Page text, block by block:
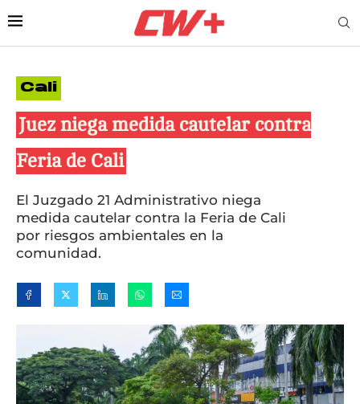
Cali
Juez niega medida cautelar contra
Feria de Cali
El Juzgado 21 Administrativo niega
medida cautelar contra la Feria de Cali
por riesgos ambientales en la
comunidad.